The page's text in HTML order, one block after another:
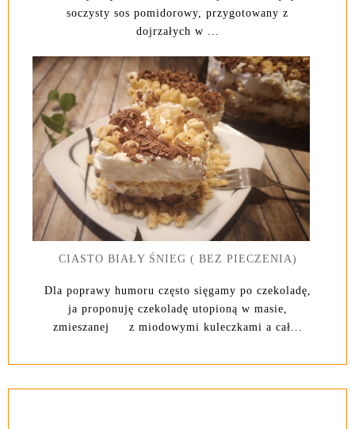
soczysty sos pomidorowy, przygotowany z
dojrzałych w ...
CIASTO BIAŁY ŚNIEG ( BEZ PIECZENIA)
Dla poprawy humoru często sięgamy po czekoladę,
ja proponuję czekoladę utopioną w masie,
zmieszanej z miodowymi kuleczkami a cał...